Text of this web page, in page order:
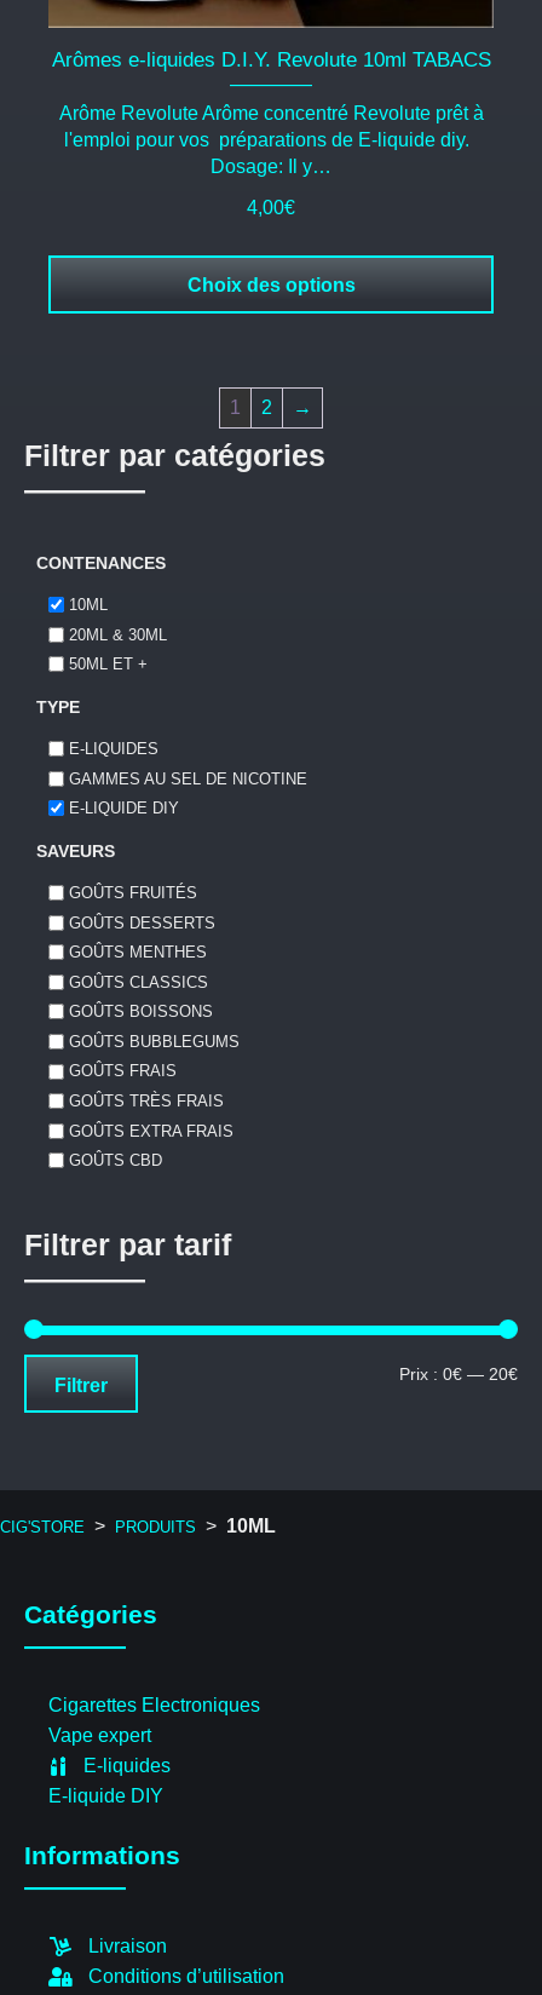
Arômes e-liquides D.I.Y. Revolute 10ml TABACS
Arôme Revolute Arôme concentré Revolute prêt à
l'emploi pour vos préparations de E-liquide diy.
Dosage: Il y…
4,00€
Choix des options
1 2 →
Filtrer par catégories
CONTENANCES
10ML
20ML & 30ML
50ML ET +
TYPE
E-LIQUIDES
GAMMES AU SEL DE NICOTINE
E-LIQUIDE DIY
SAVEURS
GOÛTS FRUITÉS
GOÛTS DESSERTS
GOÛTS MENTHES
GOÛTS CLASSICS
GOÛTS BOISSONS
GOÛTS BUBBLEGUMS
GOÛTS FRAIS
GOÛTS TRÈS FRAIS
GOÛTS EXTRA FRAIS
GOÛTS CBD
Filtrer par tarif
Filtrer Prix : 0€ — 20€
CIG'STORE > PRODUITS > 10ML
Catégories
Cigarettes Electroniques
Vape expert
E-liquides
E-liquide DIY
Informations
Livraison
Conditions d’utilisation